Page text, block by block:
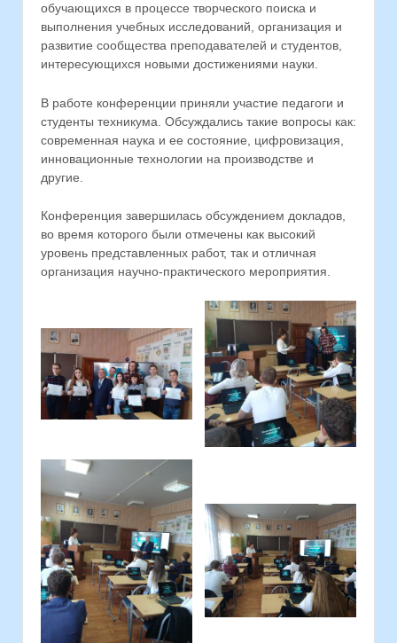
обучающихся в процессе творческого поиска и
выполнения учебных исследований, организация и
развитие сообщества преподавателей и студентов,
интересующихся новыми достижениями науки.
В работе конференции приняли участие педагоги и
студенты техникума. Обсуждались такие вопросы как:
современная наука и ее состояние, цифровизация,
инновационные технологии на производстве и
другие.
Конференция завершилась обсуждением докладов,
во время которого были отмечены как высокий
уровень представленных работ, так и отличная
организация научно-практического мероприятия.